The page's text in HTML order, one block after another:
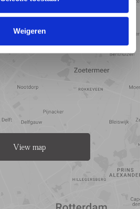
Weigeren
View map